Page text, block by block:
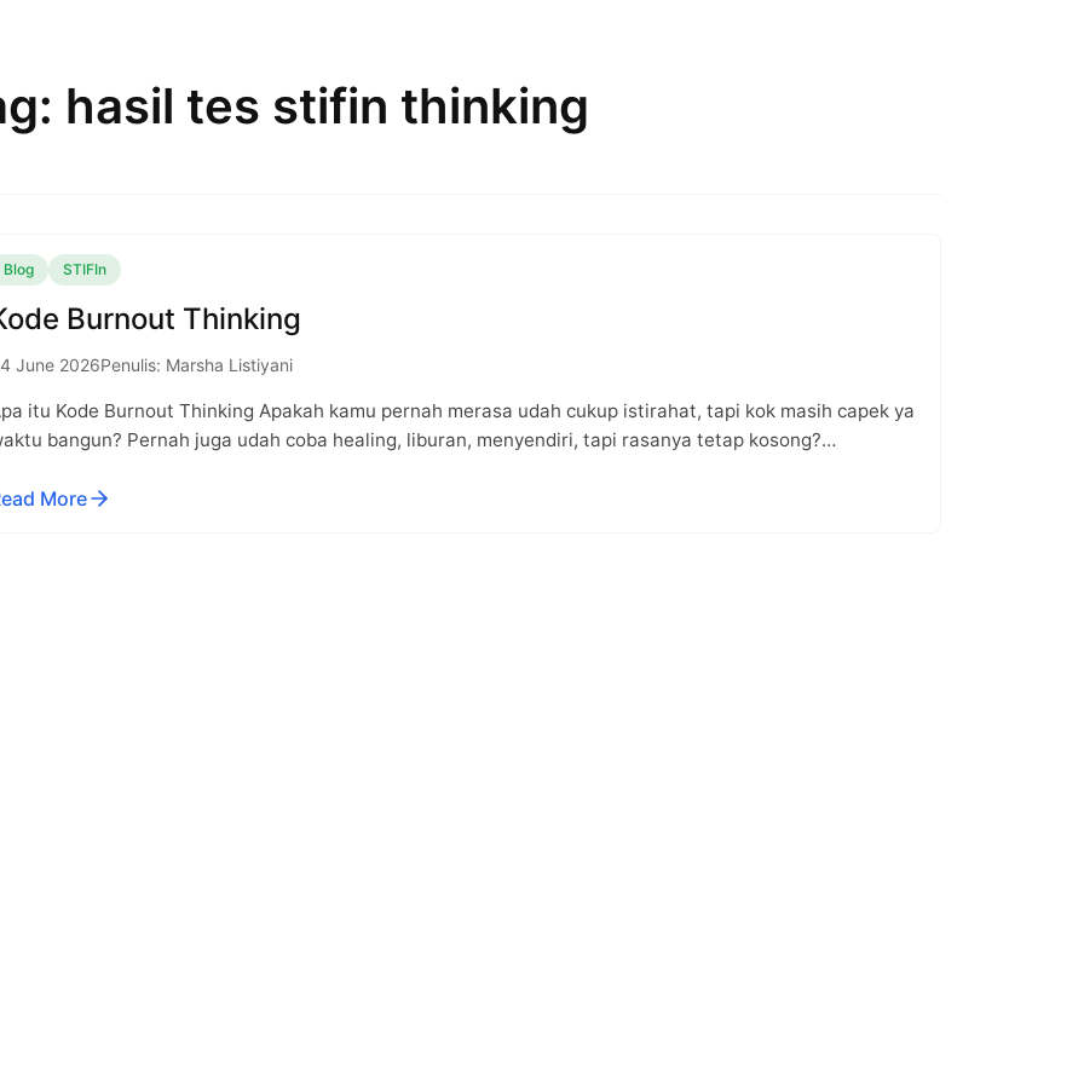
hasil tes stifin thinking
Blog STIFIn
Burnout Thinking
June 2026Penulis: Marsha Listiyani
itu Kode Burnout Thinking Apakah kamu pernah merasa udah cukup istirahat, tapi kok masih capek ya
bangun? Pernah juga udah coba healing, liburan, menyendiri, tapi rasanya tetap kosong?…
More